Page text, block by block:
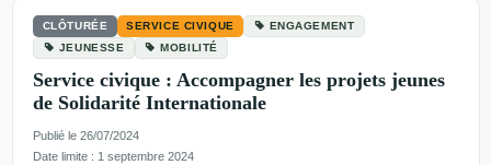
CLÔTURÉE SERVICE CIVIQUE
ENGAGEMENT
JEUNESSE
MOBILITÉ
Service civique : Accompagner les projets jeunes
de Solidarité Internationale
Publié le 26/07/2024
Date limite : 1 septembre 2024